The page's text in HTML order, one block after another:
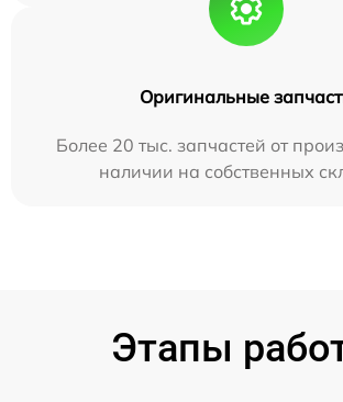
Оригинальные
Более 20 тыс. запчастей от
наличии на собственных
Этапы